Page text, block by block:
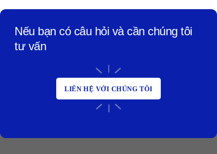
Nếu bạn có câu hỏi và cần chúng tôi
tư vấn
LIÊN HỆ VỚI CHÚNG TÔI